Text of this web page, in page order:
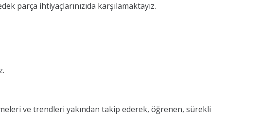
parça ihtiyaçlarınızıda karşılamaktayız.
ve trendleri yakından takip ederek, öğrenen, sürekli